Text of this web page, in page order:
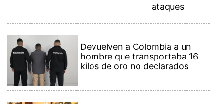
hombre que transportaba 16
kilos de oro no declarados